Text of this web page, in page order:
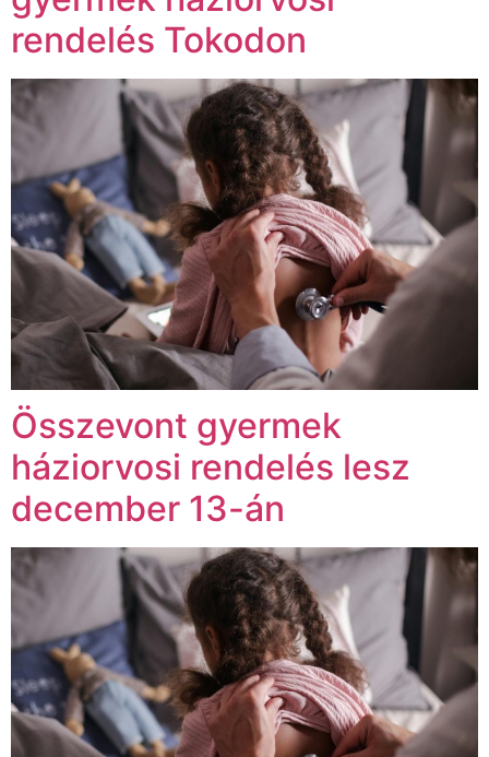
rendelés Tokodon
Összevont gyermek
háziorvosi rendelés lesz
december 13-án